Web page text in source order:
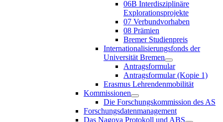
06B Interdisziplinäre
Explorationsprojekte
07 Verbundvorhaben
08 Prämien
Bremer Studienpreis
Internationalisierungsfonds der
Universität Bremen
Antragsformular
Antragsformular (Kopie 1)
Erasmus Lehrendenmobilität
Kommissionen
Die Forschungskommission des AS
Forschungsdatenmanagement
Das Nagoya Protokoll und ABS